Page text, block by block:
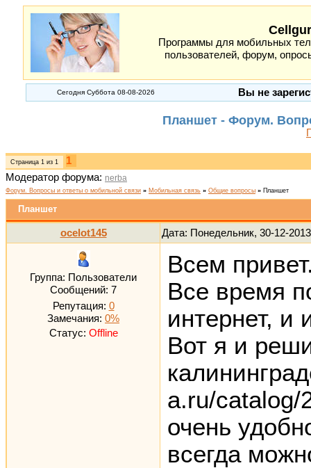
Программы для мобильных
пользователей, форум,
Сегодня Суббота 08-08-2026 Вы не
Планшет - Форум.
Страница 1 из 1
1
Модератор форума: nerba
Форум. Вопросы и ответы о мобильной связи » Мобильная связь » Общие вопросы » Планшет
Планшет
ocelot145 Дата: Понедельник, 30-12-
Группа: Пользователи
Сообщений: 7
Репутация: 0
Замечания: 0%
Статус: Offline
Всем
Все время
интернет, и
Вот я и
a.ru/catalog/
очень
всегда